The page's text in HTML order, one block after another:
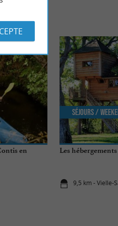
en
Les
9,5 km - Vielle-
Séjours /